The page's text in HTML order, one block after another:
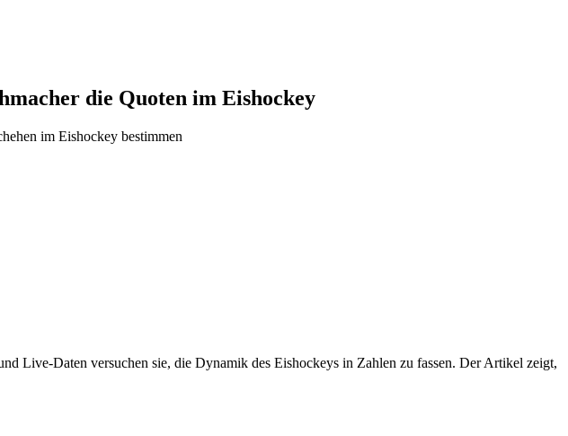
die Quoten im Eishockey
im Eishockey bestimmen
Live-Daten versuchen sie, die Dynamik des Eishockeys in Zahlen zu fassen. Der Artikel zeigt,